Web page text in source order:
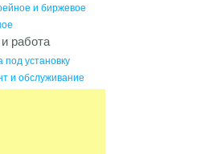
и биржевое
работа
под установку
и обслуживание